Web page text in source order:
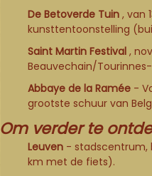
De Betoverde Tuin , van
kunsttentoonstelling
Saint Martin Festival ,
Beauvechain/
Abbaye de la Ramée -
grootste schuur van
Om verder te
Leuven - stadscentrum,
km met de fiets).